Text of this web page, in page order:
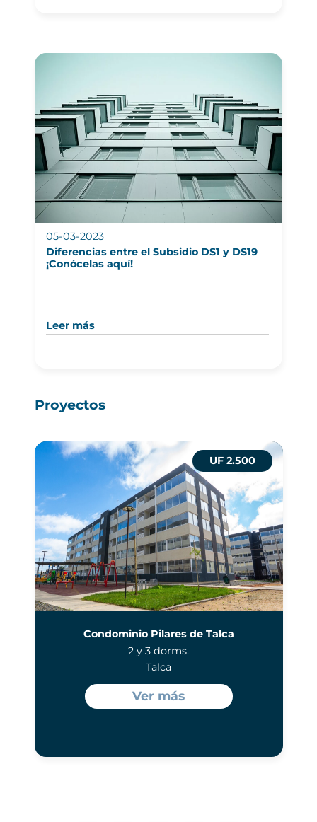
05-03-2023
Diferencias entre el Subsidio DS1 y DS19
¡Conócelas aquí!
Leer más
Proyectos
UF 2.500
Condominio Pilares de Talca
2 y 3 dorms.
Talca
Ver más